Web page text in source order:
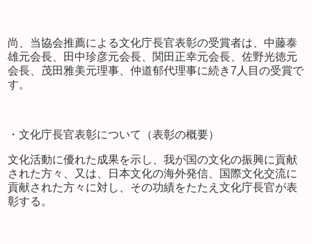
尚、当協会推薦による文化庁長官表彰の受賞者は、中藤泰
雄元会長、田中珍彦元会長、関田正幸元会長、佐野光徳元
会長、茂田雅美元理事、仲道郁代理事に続き7人目の受賞で
す。
・文化庁長官表彰について（表彰の概要）
文化活動に優れた成果を示し、我が国の文化の振興に貢献
された方々、又は、日本文化の海外発信、国際文化交流に
貢献された方々に対し、その功績をたたえ文化庁長官が表
彰する。